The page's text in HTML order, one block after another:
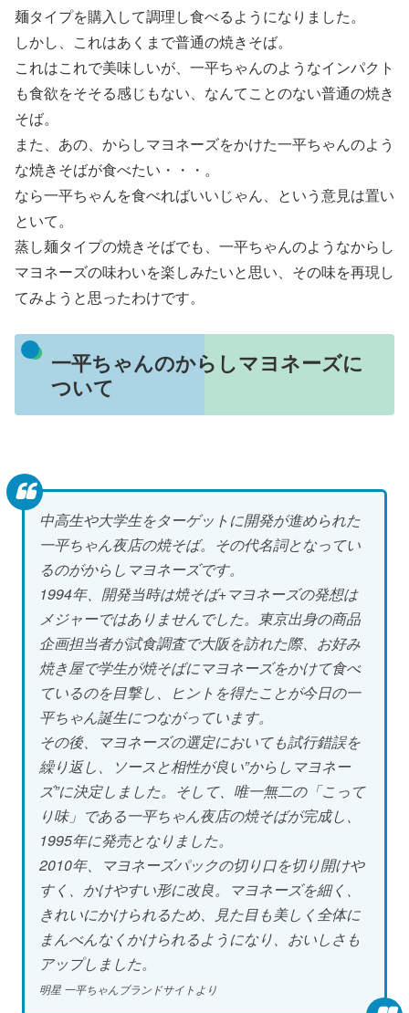
麺タイプを購入して調理し食べるようになりました。
しかし、これはあくまで普通の焼きそば。
これはこれで美味しいが、一平ちゃんのようなインパクト
も食欲をそそる感じもない、なんてことのない普通の焼き
そば。
また、あの、からしマヨネーズをかけた一平ちゃんのよう
な焼きそばが食べたい・・・。
なら一平ちゃんを食べればいいじゃん、という意見は置い
といて。
蒸し麺タイプの焼きそばでも、一平ちゃんのようなからし
マヨネーズの味わいを楽しみたいと思い、その味を再現し
てみようと思ったわけです。
一平ちゃんのからしマヨネーズに
ついて
中高生や大学生をターゲットに開発が進められた
一平ちゃん夜店の焼そば。その代名詞となってい
るのがからしマヨネーズです。
1994年、開発当時は焼そば+マヨネーズの発想は
メジャーではありませんでした。東京出身の商品
企画担当者が試食調査で大阪を訪れた際、お好み
焼き屋で学生が焼そばにマヨネーズをかけて食べ
ているのを目撃し、ヒントを得たことが今日の一
平ちゃん誕生につながっています。
その後、マヨネーズの選定においても試行錯誤を
繰り返し、ソースと相性が良い”からしマヨネー
ズ”に決定しました。そして、唯一無二の「こって
り味」である一平ちゃん夜店の焼そばが完成し、
1995年に発売となりました。
2010年、マヨネーズパックの切り口を切り開けや
すく、かけやすい形に改良。マヨネーズを細く、
きれいにかけられるため、見た目も美しく全体に
まんべんなくかけられるようになり、おいしさも
アップしました。
明星 一平ちゃんブランドサイトより